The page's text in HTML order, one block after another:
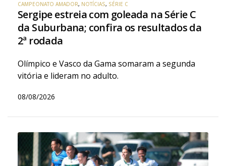
CAMPEONATO AMADOR, NOTÍCIAS, SÉRIE C
Sergipe estreia com goleada na Série C
da Suburbana; confira os resultados da
2ª rodada
Olímpico e Vasco da Gama somaram a segunda
vitória e lideram no adulto.
08/08/2026